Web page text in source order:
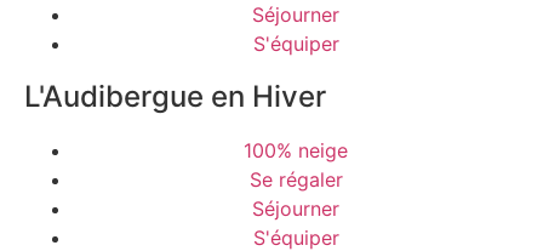
Séjourner
S'équiper
L'Audibergue en Hiver
100% neige
Se régaler
Séjourner
S'équiper